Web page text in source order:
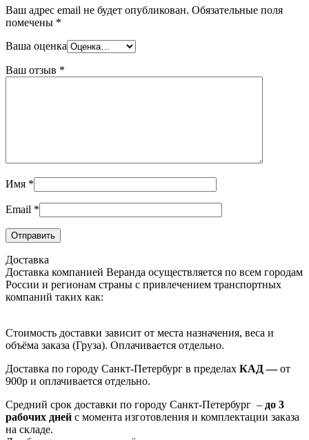
Ваш адрес email не будет опубликован. Обязательные поля
помечены *
Ваша оценка
Ваш отзыв *
Имя *
Email *
Доставка
Доставка компанией Веранда осуществляется по всем городам
России и регионам страны с привлечением транспортных
компаний таких как:
Стоимость доставки зависит от места назначения, веса и
объёма заказа (Груза). Оплачиваетcя отдельно.
Доставка по городу Санкт-Петербург в пределах КАД —от
900р и оплачивается отдельно.
Средний срок доставки по городу Санкт-Петербург – до 3
рабочих дней с момента изготовления и комплектации заказа
на складе.